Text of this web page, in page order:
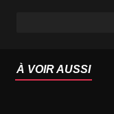
À VOIR AUSSI